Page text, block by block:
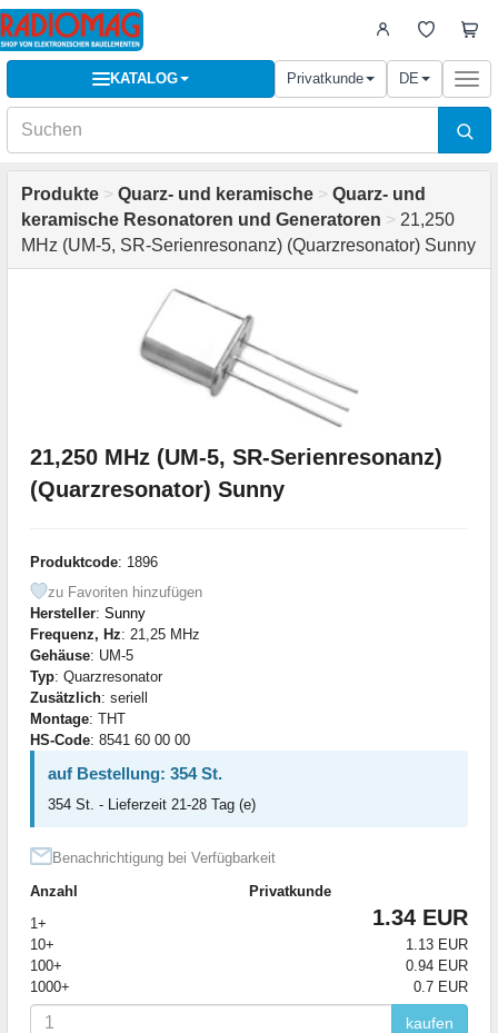
KATALOG Privatkunde DE
Produkte > Quarz- und keramische > Quarz- und
keramische Resonatoren und Generatoren > 21,250
MHz (UM-5, SR-Serienresonanz) (Quarzresonator) Sunny
21,250 MHz (UM-5, SR-Serienresonanz)
(Quarzresonator) Sunny
Produktcode: 1896
zu Favoriten hinzufügen
Hersteller: Sunny
Frequenz, Hz: 21,25 MHz
Gehäuse: UM-5
Typ: Quarzresonator
Zusätzlich: seriell
Montage: THT
HS-Code: 8541 60 00 00
auf Bestellung: 354 St.
354 St. - Lieferzeit 21-28 Tag (e)
Benachrichtigung bei Verfügbarkeit
Anzahl
Privatkunde
1+
1.34 EUR
10+
1.13 EUR
100+
0.94 EUR
1000+
0.7 EUR
kaufen